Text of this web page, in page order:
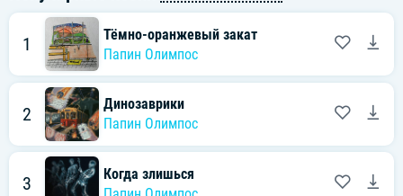
1
Тёмно-оранжевый закат
Папин Олимпос
2
Динозаврики
Папин Олимпос
3
Когда злишься